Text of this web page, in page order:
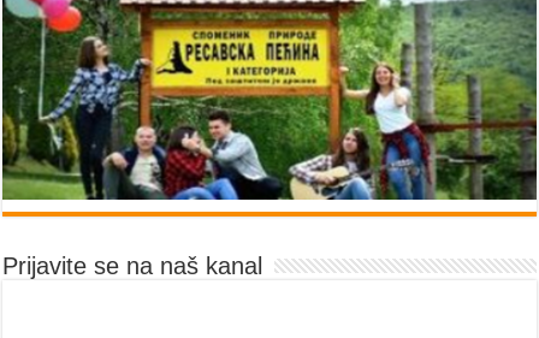
Prijavite se na naš kanal